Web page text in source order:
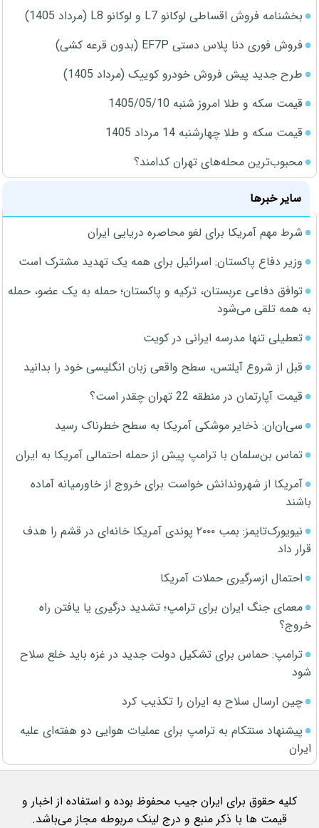
بخشنامه فروش اقساطی لوکانو L7 و لوکانو L8 (مرداد 1405)
فروش فوری دنا پلاس دستی EF7P (بدون قرعه کشی)
طرح جدید پیش فروش خودرو کوییک (مرداد 1405)
قیمت سکه و طلا امروز شنبه 1405/05/10
قیمت سکه و طلا چهارشنبه 14 مرداد 1405
محبوب‌ترین محله‌های تهران کدامند؟
سایر خبرها
شرط مهم آمریکا برای لغو محاصره دریایی ایران
وزیر دفاع پاکستان: اسرائیل برای همه یک تهدید مشترک است
توافق دفاعی عربستان، ترکیه و پاکستان؛ حمله به یک عضو، حمله
به همه تلقی می‌شود
تعطیلی تنها مدرسه ایرانی در کویت
قبل از شروع آیلتس، سطح واقعی زبان انگلیسی خود را بدانید
قیمت آپارتمان در منطقه 22 تهران چقدر است؟
سی‌ان‌ان: ذخایر موشکی آمریکا به سطح خطرناک رسید
تماس بن‌سلمان با ترامپ پیش از حمله احتمالی آمریکا به ایران
آمریکا از شهروندانش خواست برای خروج از خاورمیانه آماده
باشند
نیویورک‌تایمز: بمب ۲۰۰۰ پوندی آمریکا خانه‌ای در قشم را هدف
قرار داد
احتمال ازسرگیری حملات آمریکا
معمای جنگ ایران برای ترامپ؛ تشدید درگیری یا یافتن راه
خروج؟
ترامپ: حماس برای تشکیل دولت جدید در غزه باید خلع سلاح
شود
چین ارسال سلاح به ایران را تکذیب کرد
پیشنهاد سنتکام به ترامپ برای عملیات هوایی دو هفته‌ای علیه
ایران
کلیه حقوق برای ایران جیب محفوظ بوده و استفاده از اخبار و
قیمت ها با ذکر منبع و درج لینک مربوطه مجاز می‌باشد.